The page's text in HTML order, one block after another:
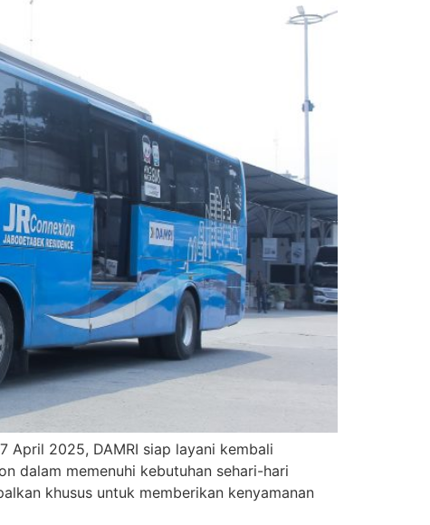
April 2025, DAMRI siap layani kembali
dalam memenuhi kebutuhan sehari-hari
khusus untuk memberikan kenyamanan